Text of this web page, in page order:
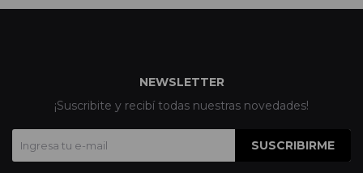
NEWSLETTER
¡Suscribite y recibí todas nuestras novedades!
SUSCRIBIRME